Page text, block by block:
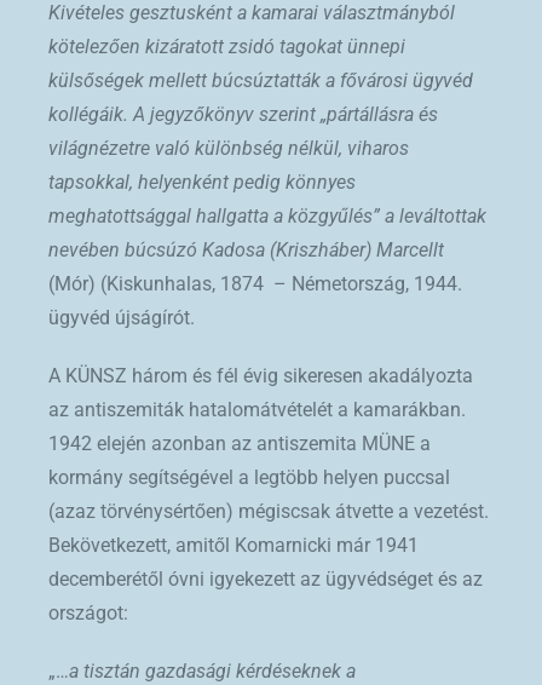
Kivételes gesztusként a kamarai választmányból
kötelezően kizáratott zsidó tagokat ünnepi
külsőségek mellett búcsúztatták a fővárosi ügyvéd
kollégáik. A jegyzőkönyv szerint „pártállásra és
világnézetre való különbség nélkül, viharos
tapsokkal, helyenként pedig könnyes
meghatottsággal hallgatta a közgyűlés” a leváltottak
nevében búcsúzó Kadosa (Kriszháber) Marcellt
(Mór) (Kiskunhalas, 1874 – Németország, 1944.
ügyvéd újságírót.
A KÜNSZ három és fél évig sikeresen akadályozta
az antiszemiták hatalomátvételét a kamarákban.
1942 elején azonban az antiszemita MÜNE a
kormány segítségével a legtöbb helyen puccsal
(azaz törvénysértően) mégiscsak átvette a vezetést.
Bekövetkezett, amitől Komarnicki már 1941
decemberétől óvni igyekezett az ügyvédséget és az
országot:
„…a tisztán gazdasági kérdéseknek a